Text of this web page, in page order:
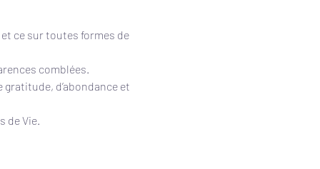
ce sur toutes formes de
comblées.
gratitude, d’abondance et
de Vie.